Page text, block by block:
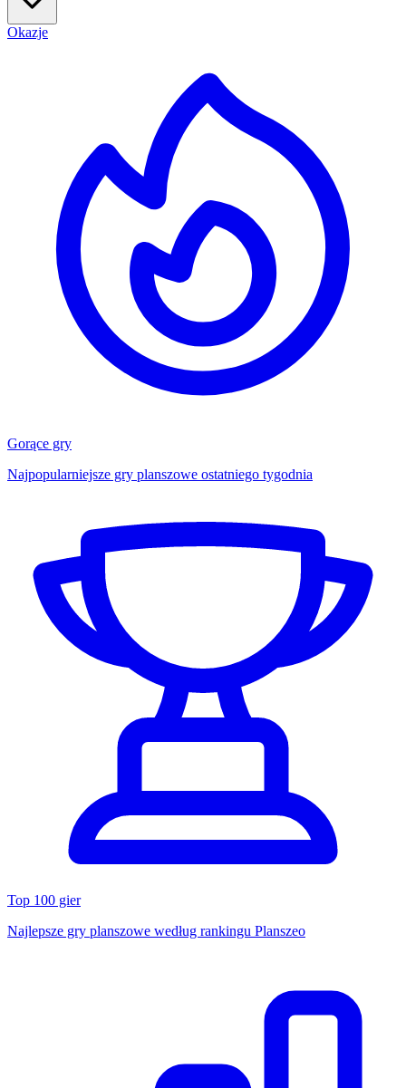
Okazje
Gorące gry
Najpopularniejsze gry planszowe ostatniego tygodnia
Top 100 gier
Najlepsze gry planszowe według rankingu Planszeo